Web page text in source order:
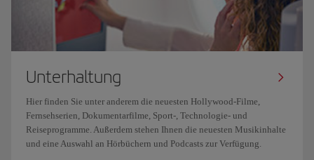
Unterhaltung
Hier finden Sie unter anderem die neuesten Hollywood-Filme,
Fernsehserien, Dokumentarfilme, Sport-, Technologie- und
Reiseprogramme. Außerdem stehen Ihnen die neuesten Musikinhalte
und eine Auswahl an Hörbüchern und Podcasts zur Verfügung.